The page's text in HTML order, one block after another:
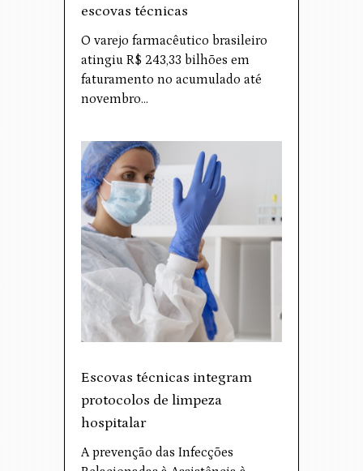
escovas técnicas
O varejo farmacêutico brasileiro
atingiu R$ 243,33 bilhões em
faturamento no acumulado até
novembro…
Escovas técnicas integram
protocolos de limpeza
hospitalar
A prevenção das Infecções